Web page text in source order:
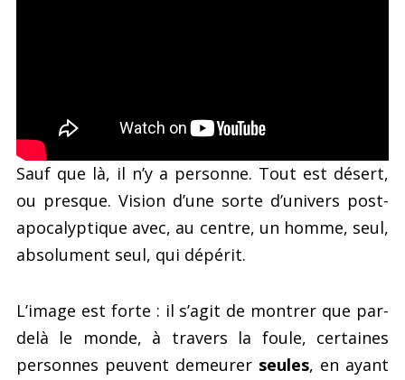
Sauf que là, il n’y a personne. Tout est désert,
ou presque. Vision d’une sorte d’univers post-
apocalyptique avec, au centre, un homme, seul,
absolument seul, qui dépérit.
L’image est forte : il s’agit de montrer que par-
delà le monde, à travers la foule, certaines
personnes peuvent demeurer seules, en ayant